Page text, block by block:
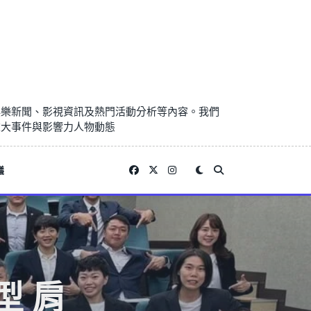
新聞、影視資訊及熱門活動分析等內容。我們
事件與影響力人物動態
肩